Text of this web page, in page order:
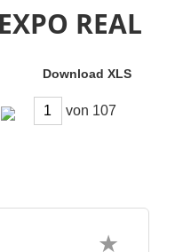
REAL
Download XLS
von